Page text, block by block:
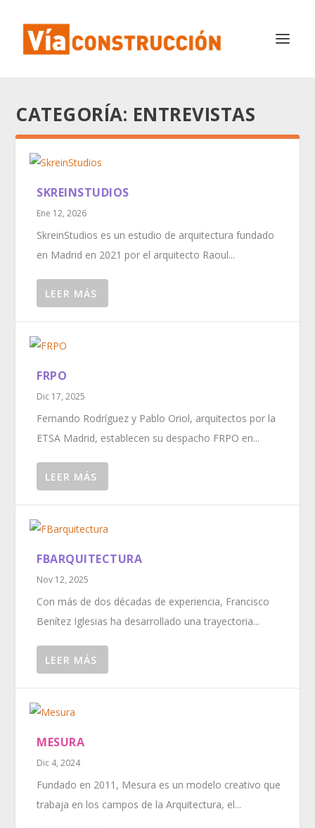
CATEGORÍA: ENTREVISTAS
SKREINSTUDIOS
Ene 12, 2026
SkreinStudios es un estudio de arquitectura fundado
en Madrid en 2021 por el arquitecto Raoul...
LEER MÁS
FRPO
Dic 17, 2025
Fernando Rodríguez y Pablo Oriol, arquitectos por la
ETSA Madrid, establecen su despacho FRPO en...
LEER MÁS
FBARQUITECTURA
Nov 12, 2025
Con más de dos décadas de experiencia, Francisco
Benítez Iglesias ha desarrollado una trayectoria...
LEER MÁS
MESURA
Dic 4, 2024
Fundado en 2011, Mesura es un modelo creativo que
trabaja en los campos de la Arquitectura, el...